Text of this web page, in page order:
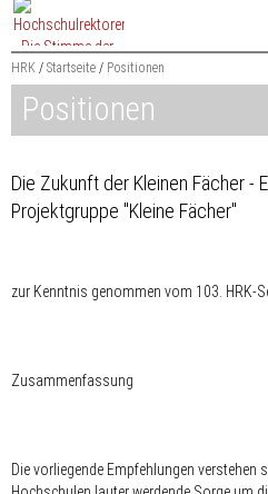
Zum
Content
springen
Suchbegriff
HRK Startseite Positionen
Positionen
Die Zukunft der Kleinen Fächer -
Projektgruppe "Kleine Fächer"
zur Kenntnis genommen vom 103. HRK-
Zusammenfassung
Die vorliegende Empfehlungen